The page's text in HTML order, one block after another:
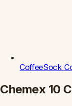
CoffeeSock
Chemex 10